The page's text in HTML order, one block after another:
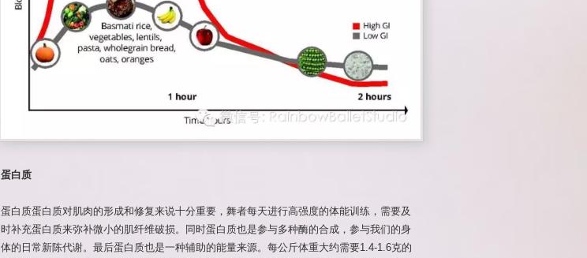
蛋白质
蛋白质蛋白质对肌肉的形成和修复来说十分重要，舞者每天进行高强度的体能训练，需要及
时补充蛋白质来弥补微小的肌纤维破损。同时蛋白质也是参与多种酶的合成，参与我们的身
体的日常新陈代谢。最后蛋白质也是一种辅助的能量来源。每公斤体重大约需要1.4-1.6克的